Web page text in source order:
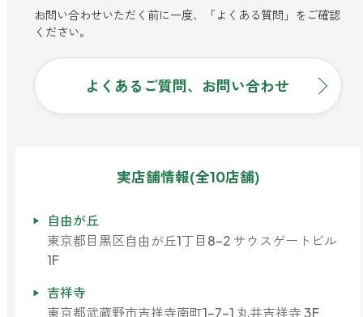
お問い合わせいただく前に一度、「よくある質問」をご確認
ください。
よくあるご質問、お問い合わせ
実店舗情報(全10店舗)
自由が丘
東京都目黒区自由が丘1丁目8-2 サウスゲートビル
1F
吉祥寺
東京都武蔵野市吉祥寺南町1-7-1 丸井吉祥寺 3F